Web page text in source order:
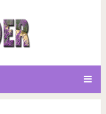
актеров,
смотрелись